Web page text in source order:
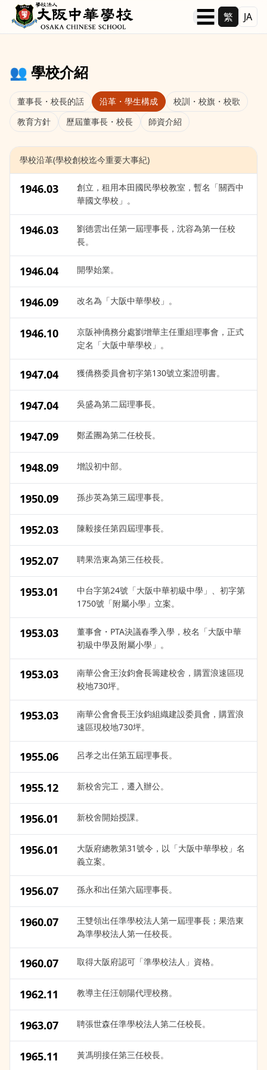
本文へ移動 ☰ 繁 JA
👥 學校介紹
董事長・校長的話 沿革・學生構成
校訓・校旗・校歌
教育方針
歷屆董事長・校長 師資介紹
學校沿革(學校創校迄今重要大事紀)
1946.03
創立，租用本田國民學校教室，暫名「關西中
華國文學校」。
1946.03
劉德雲出任第一屆理事長，沈容為第一任校
長。
1946.04 開學始業。
1946.09 改名為「大阪中華學校」。
1946.10
京阪神僑務分處劉增華主任重組理事會，正式
定名「大阪中華學校」。
1947.04 獲僑務委員會初字第130號立案證明書。
1947.04 吳盛為第二屆理事長。
1947.09 鄭孟團為第二任校長。
1948.09 增設初中部。
1950.09 孫步英為第三屆理事長。
1952.03 陳毅接任第四屆理事長。
1952.07 聘果浩東為第三任校長。
1953.01
中台字第24號「大阪中華初級中學」、初字第
1750號「附屬小學」立案。
1953.03
董事會・PTA決議春季入學，校名「大阪中華
初級中學及附屬小學」。
1953.03
南華公會王汝鈞會長籌建校舍，購置浪速區現
校地730坪。
1953.03
南華公會會長王汝鈞組織建設委員會，購置浪
速區現校地730坪。
1955.06 呂孝之出任第五屆理事長。
1955.12 新校舍完工，遷入辦公。
1956.01 新校舍開始授課。
1956.01
大阪府總教第31號令，以「大阪中華學校」名
義立案。
1956.07 孫永和出任第六屆理事長。
1960.07
王雙領出任準學校法人第一屆理事長；果浩東
為準學校法人第一任校長。
1960.07 取得大阪府認可「準學校法人」資格。
1962.11 教導主任汪朝陽代理校務。
1963.07 聘張世森任準學校法人第二任校長。
1965.11 黃馮明接任第三任校長。